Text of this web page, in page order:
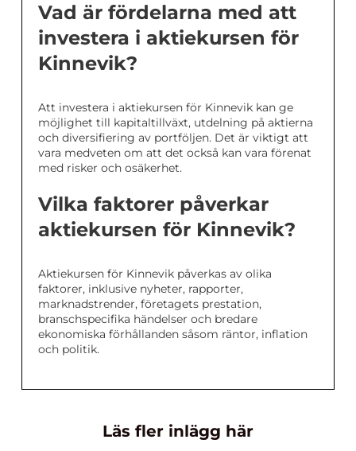
Vad är fördelarna med att
investera i aktiekursen för
Kinnevik?
Att investera i aktiekursen för Kinnevik kan ge
möjlighet till kapitaltillväxt, utdelning på aktierna
och diversifiering av portföljen. Det är viktigt att
vara medveten om att det också kan vara förenat
med risker och osäkerhet.
Vilka faktorer påverkar
aktiekursen för Kinnevik?
Aktiekursen för Kinnevik påverkas av olika
faktorer, inklusive nyheter, rapporter,
marknadstrender, företagets prestation,
branschspecifika händelser och bredare
ekonomiska förhållanden såsom räntor, inflation
och politik.
Läs fler inlägg här